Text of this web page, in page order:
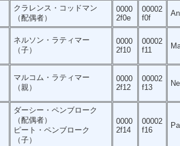
クラレンス・コッドマン
（配偶者）
0000
2f0e
00002
f0f
ネルソン・ラティマー
（子）
0000
2f10
00002
f11
マルコム・ラティマー
（親）
0000
2f12
00002
f13
ダーシー・ペンブローク
（配偶者）
ピート・ペンブローク
（子）
0000
2f14
00002
f16